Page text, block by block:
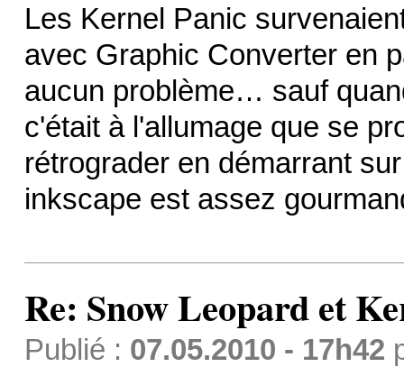
Les Kernel Panic
avec Graphic Converter en
aucun problème… sauf
c'était à l'allumage que se
rétrograder en démarrant
inkscape est assez
Re: Snow Leopard et
Publié : 07.05.2010 - 17h42